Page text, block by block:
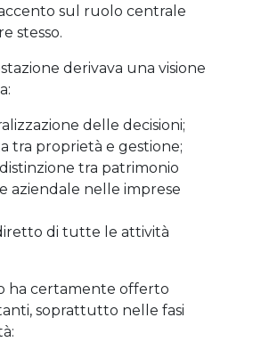
sul ruolo centrale
stesso.
derivava una visione
delle decisioni;
tra proprietà e gestione;
tra patrimonio
aziendale nelle imprese
di tutte le attività
ha certamente offerto
soprattutto nelle fasi